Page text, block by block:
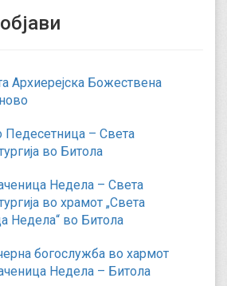
Архиерејска Божествена
– Света
во Битола
Недела – Света
во храмот „Света
Недела“ во Битола
богослужба во хармот
Недела – Битола